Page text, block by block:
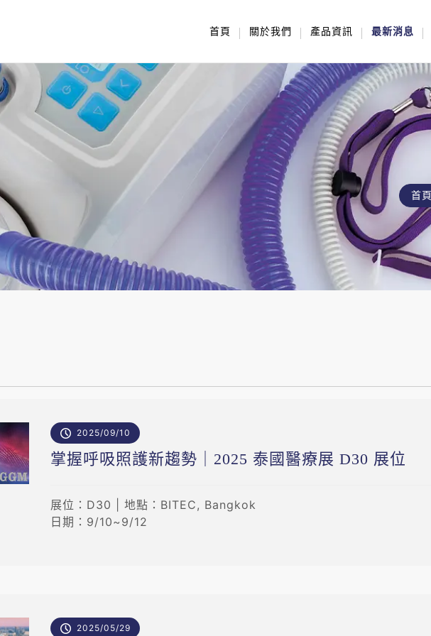
首頁 關於我們 產品資訊 最新消息
首頁
2025/09/10
掌握呼吸照護新趨勢｜2025 泰國醫療展 D30 展位
展位：D30 | 地點：BITEC, Bangkok
日期：9/10~9/12
2025/05/29